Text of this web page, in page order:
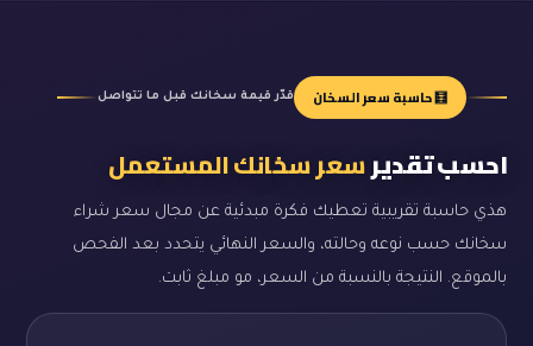
🧮 حاسبة سعر السخان قدّر قيمة سخانك قبل ما تتواصل
احسب تقديرسعر سخانك المستعمل
هذي حاسبة تقريبية تعطيك فكرة مبدئية عن مجال سعر شراء
سخانك حسب نوعه وحالته، والسعر النهائي يتحدد بعد الفحص
بالموقع. النتيجة بالنسبة من السعر، مو مبلغ ثابت.